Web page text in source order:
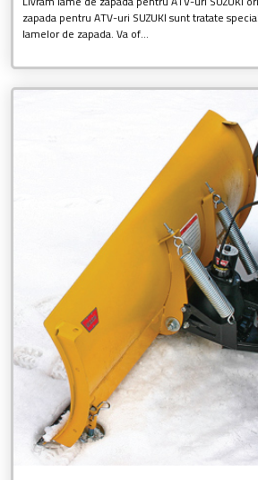
Livram lame de zapada pentru ATV-uri SUZUKI
zapada pentru ATV-uri SUZUKI sunt tratate
lamelor de zapada. Va of...